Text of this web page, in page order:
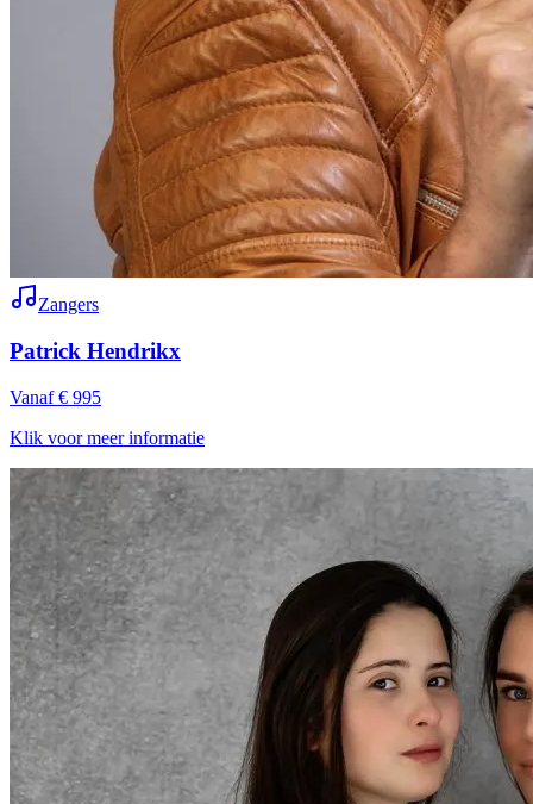
Zangers
Patrick Hendrikx
Vanaf € 995
Klik voor meer informatie